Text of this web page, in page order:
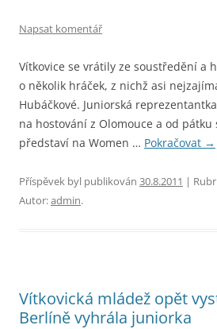
Napsat komentář
Vítkovice se vrátily ze soustředění a
o několik hráček, z nichž asi
Hubáčkové. Juniorská
na hostování z Olomouce a od pátku
představí na Women … Pokračovat →
Příspěvek byl publikován 30.8.2011 |
Autor:admin.
Vítkovická mládež opět
Berlíně vyhrála juniorka